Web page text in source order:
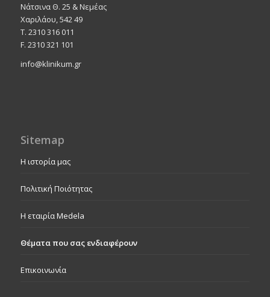
Νάτσινα Θ. 25 & Νεμέας
Χαριλάου, 542 49
T. 2310 316 011
F. 2310 321 101
info@klinikum.gr
Sitemap
Η ιστορία μας
Πολιτική Ποιότητας
Η εταιρία Medela
Θέματα που σας ενδιαφέρουν
Επικοινωνία